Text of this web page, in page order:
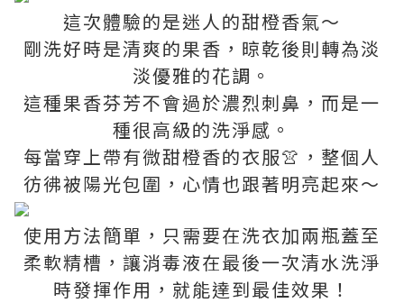
這次體驗的是迷人的甜橙香氣～
剛洗好時是清爽的果香，晾乾後則轉為淡
淡優雅的花調。
這種果香芬芳不會過於濃烈刺鼻，而是一
種很高級的洗淨感。
每當穿上帶有微甜橙香的衣服👚，整個人
彷彿被陽光包圍，心情也跟著明亮起來～
使用方法簡單，只需要在洗衣加兩瓶蓋至
柔軟精槽，讓消毒液在最後一次清水洗淨
時發揮作用，就能達到最佳效果！